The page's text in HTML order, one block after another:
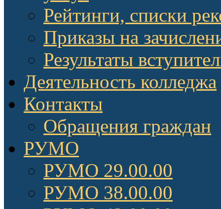
Рейтинги, списки
Приказы на
Результаты
Деятельность колледжа
Контакты
Обращения граждан
РУМО
РУМО 29.00.00
РУМО 38.00.00